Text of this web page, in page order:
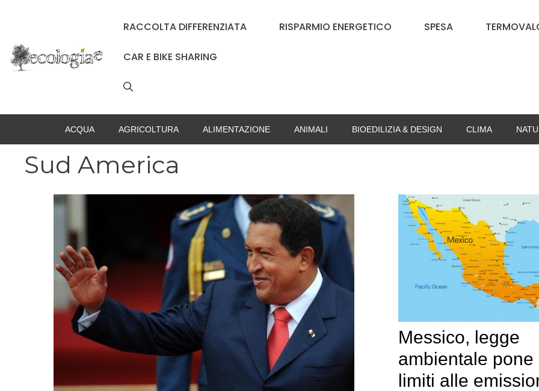
RACCOLTA DIFFERENZIATA RISPARMIO ENERGETICO SPESA
CAR E BIKE SHARING
ACQUA AGRICOLTURA ALIMENTAZIONE ANIMALI BIOEDILIZIA & DESIGN CLIMA
Sud America
Messico, legge
ambientale pone
limiti alle